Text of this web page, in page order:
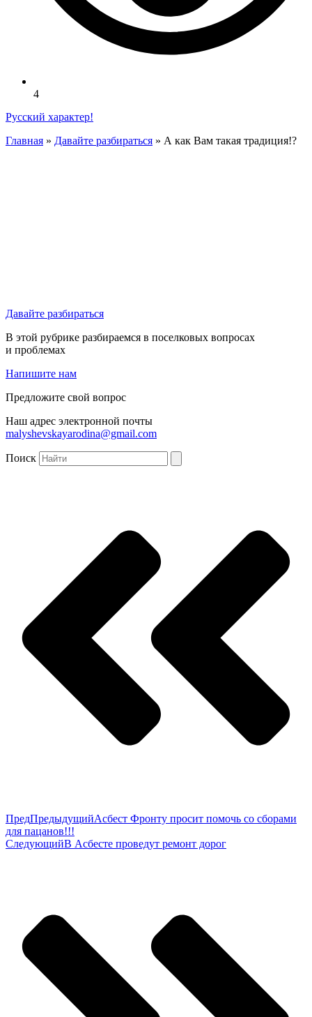
4
Русский характер!
Главная » Давайте разбираться » А как Вам такая традиция!?
Давайте разбираться
В этой рубрике разбираемся в поселковых вопросах
и проблемах
Напишите нам
Предложите свой вопрос
Наш адрес электронной почты
malyshevskayarodina@gmail.com
Поиск
ПредПредыдущийАсбест Фронту просит помочь со сборами
для пацанов!!!
СледующийВ Асбесте проведут ремонт дорог